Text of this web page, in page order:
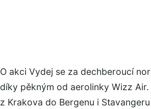
O akci Vydej se za dechberoucí
díky pěkným od aerolinky Wizz
z Krakova do Bergenu i